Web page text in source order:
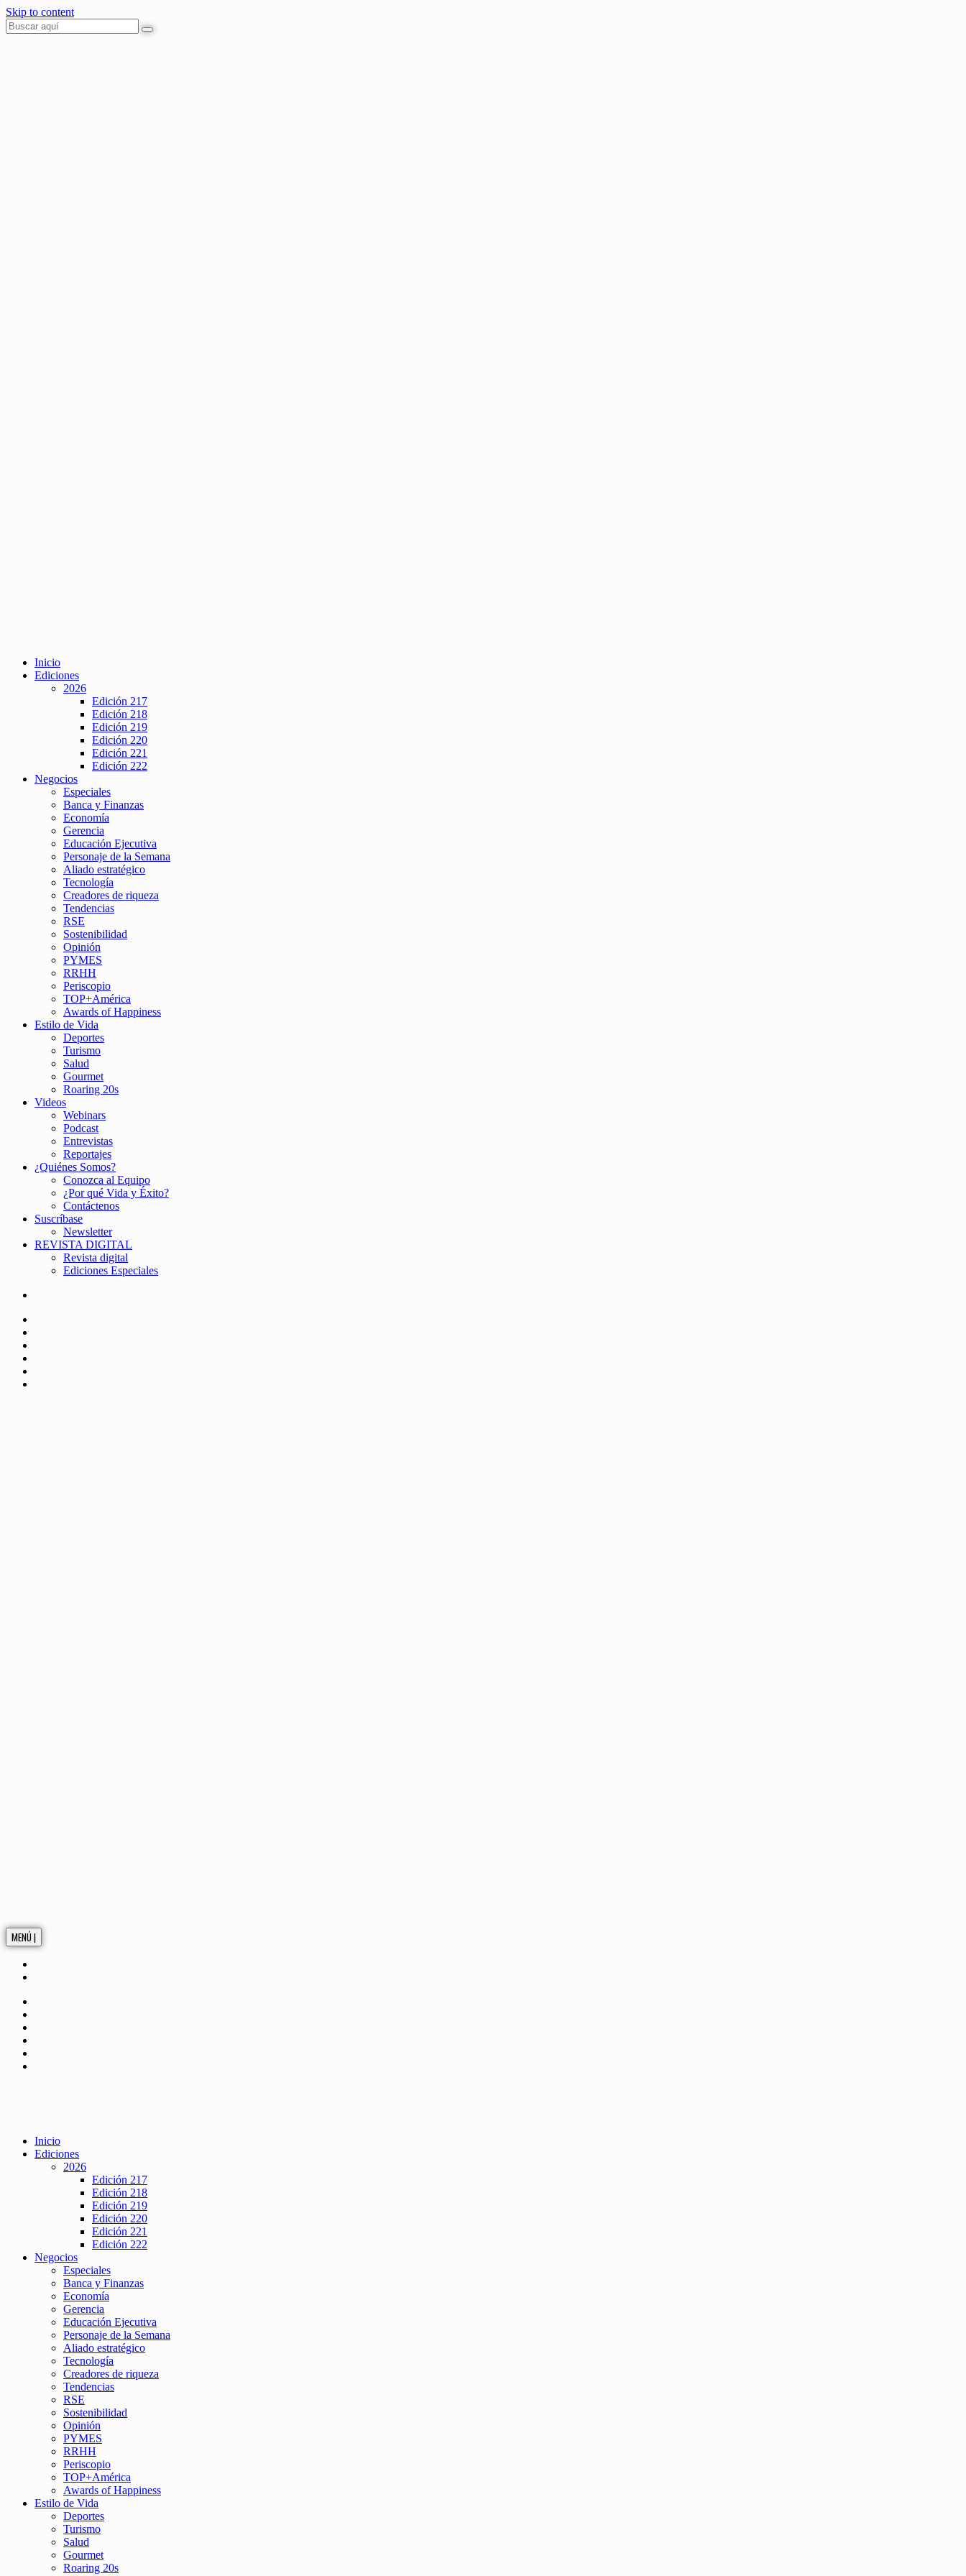
Skip to content
Inicio
Ediciones
2026
Edición 217
Edición 218
Edición 219
Edición 220
Edición 221
Edición 222
Negocios
Especiales
Banca y Finanzas
Economía
Gerencia
Educación Ejecutiva
Personaje de la Semana
Aliado estratégico
Tecnología
Creadores de riqueza
Tendencias
RSE
Sostenibilidad
Opinión
PYMES
RRHH
Periscopio
TOP+América
Awards of Happiness
Estilo de Vida
Deportes
Turismo
Salud
Gourmet
Roaring 20s
Videos
Webinars
Podcast
Entrevistas
Reportajes
¿Quiénes Somos?
Conozca al Equipo
¿Por qué Vida y Éxito?
Contáctenos
Suscríbase
Newsletter
REVISTA DIGITAL
Revista digital
Ediciones Especiales
MENÚ |
Inicio
Ediciones
2026
Edición 217
Edición 218
Edición 219
Edición 220
Edición 221
Edición 222
Negocios
Especiales
Banca y Finanzas
Economía
Gerencia
Educación Ejecutiva
Personaje de la Semana
Aliado estratégico
Tecnología
Creadores de riqueza
Tendencias
RSE
Sostenibilidad
Opinión
PYMES
RRHH
Periscopio
TOP+América
Awards of Happiness
Estilo de Vida
Deportes
Turismo
Salud
Gourmet
Roaring 20s